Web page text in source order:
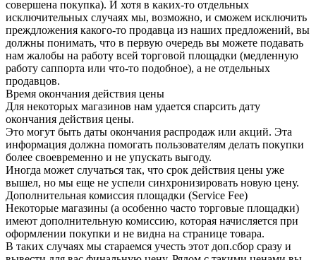
совершена покупка). И хотя в каких-то отдельных
исключительных случаях мы, возможно, и сможем исключить
преждложения какого-то продавца из наших предложений, вы
должны понимать, что в первую очередь вы можете подавать
нам жалобы на работу всей торговой площадки (медленную
работу саппорта или что-то подобное), а не отдельных
продавцов.
Время окончания действия цены
Для некоторых магазинов нам удается спарсить дату
окончания действия цены.
Это могут быть даты окончания распродаж или акций. Эта
информация должна помогать пользователям делать покупки
более своевременно и не упускать выгоду.
Иногда может случаться так, что срок действия цены уже
вышел, но мы еще не успели синхронизировать новую цену.
Дополнительная комиссия площадки (Service Fee)
Некоторые магазины (а особенно часто торговые площадки)
имеют дополнительную комиссию, которая начисляется при
оформлении покупки и не видна на странице товара.
В таких случаях мы стараемся учесть этот доп.сбор сразу и